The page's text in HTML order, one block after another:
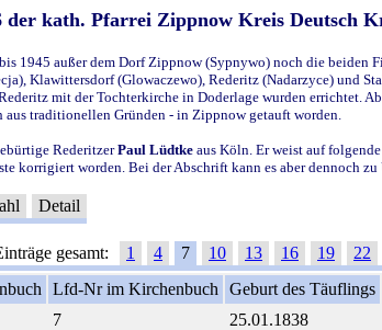
der kath. Pfarrei Zippnow Kreis Deutsch
1945 außer dem Dorf Zippnow (Sypnywo) noch die
Klawittersdorf (Glowaczewo), Rederitz (Nadarzyce) und
mit der Tochterkirche in Doderlage wurden errichtet.
aus traditionellen Gründen - in Zippnow getauft worden.
RederitzerPaul Lüdtke aus Köln. Er weist auf
korrigiert worden. Bei der Abschrift kann es aber dennoch
Detail
gesamt: 1 4 7 10 13 16 19 22
Lfd-Nr im Kirchenbuch Geburt des Täuflings
7 25.01.1838